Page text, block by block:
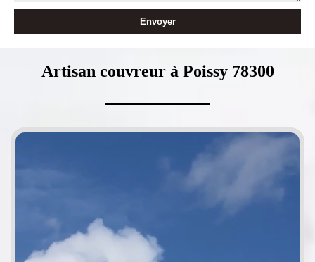
Artisan couvreur à Poissy 78300